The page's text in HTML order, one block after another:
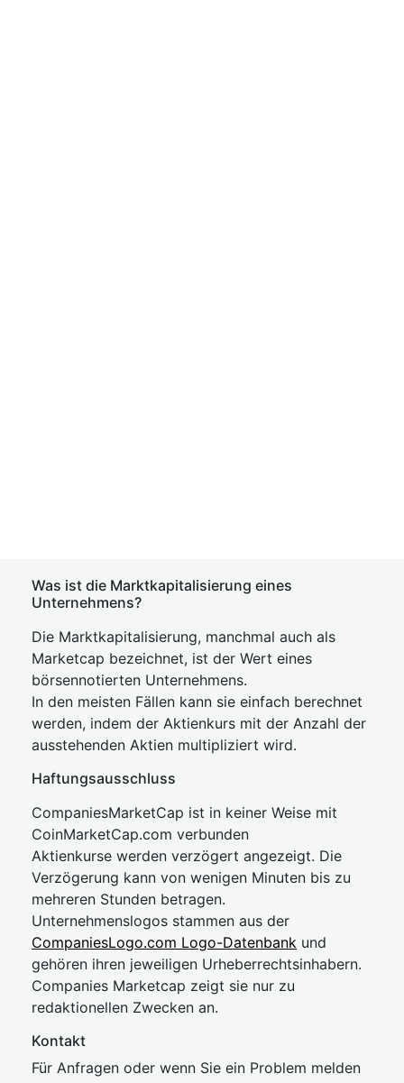
Was ist die Marktkapitalisierung eines
Unternehmens?
Die Marktkapitalisierung, manchmal auch als
Marketcap bezeichnet, ist der Wert eines
börsennotierten Unternehmens.
In den meisten Fällen kann sie einfach berechnet
werden, indem der Aktienkurs mit der Anzahl der
ausstehenden Aktien multipliziert wird.
Haftungsausschluss
CompaniesMarketCap ist in keiner Weise mit
CoinMarketCap.com verbunden
Aktienkurse werden verzögert angezeigt. Die
Verzögerung kann von wenigen Minuten bis zu
mehreren Stunden betragen.
Unternehmenslogos stammen aus der
CompaniesLogo.com Logo-Datenbank und
gehören ihren jeweiligen Urheberrechtsinhabern.
Companies Marketcap zeigt sie nur zu
redaktionellen Zwecken an.
Kontakt
Für Anfragen oder wenn Sie ein Problem melden